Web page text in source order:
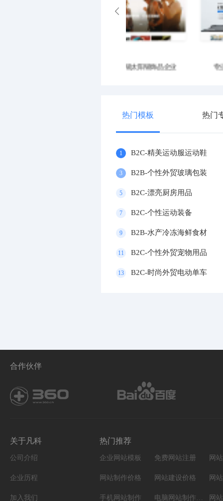
大气文化传媒企业
热门模板 热门
1 B2C-精美运动服运动鞋
3 B2B-个性外贸玻璃包装
5 B2C-漂亮厨房用品
7 B2C-个性运动装备
9 B2B-水产冷冻海鲜食材
11 B2C-个性外贸宠物用品
13 B2C-时尚外贸电动单车
合作伙伴
关于凡科
公司介绍
企业历程
加入我们
热门推荐
企业网站模板 免费网站注册 网
网站制作价格 网站建设价格 网
手机网站制作 电脑网站制作设计 网